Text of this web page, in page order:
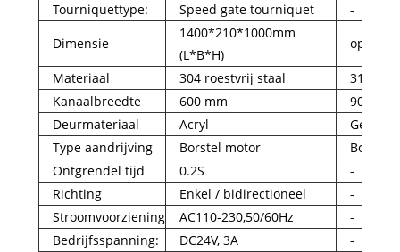
Tourniquettype:
Speed ​​gate tourniquet
-
Dimensie
1400*210*1000mm
(L*B*H)
op
Materiaal 304 roestvrij staal
316
Kanaalbreedte
600 mm
900mm
Deurmateriaal
Acryl
Gehard
Type aandrijving
Borstel motor
Ontgrendel tijd
0.2S
-
Richting
Enkel / bidirectioneel
-
Stroomvoorziening
AC110-230,50/60Hz
-
Bedrijfsspanning:
DC24V, 3A
-